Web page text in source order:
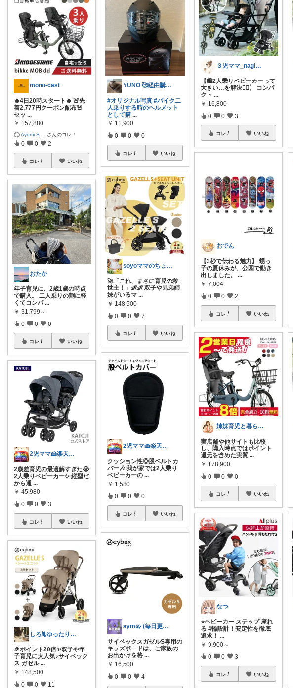
mono-cast
🔥4日20時スタート🔥 🚨先
着2,777円クーポン配布🚨
セッ ...
￥ 157,880
Ayumi S さんのコレ！
0 0 2
コレ いいね
おたか
年子育児に、2歳1歳の時点
で購入。 二人乗りの割に軽
くてコンパ ...
￥ 31,799～
0 0 0
コレ いいね
2児ママ🍰楽天購入年間¥200万！🍰
2歳差育児の最適解すぎた😭
2人乗りベビーカー✨ 縦型だ
から通 ...
￥ 45,980
0 0 3
コレ いいね
しろ🐈ゆったり快適暮らし
🎉ポイント20倍✨双子や年
子育児に大人気♪サイベック
ス ガゼル ...
￥ 148,500
0 0 11
YUNO 🥰経由購入に感謝💓
#オリジナル写真 #バイク二
人乗りする時のヘルメット
として購 ...
￥ 11,900
0 0 0
コレ いいね
soyoママのちょっといい暮らし
🚀「これ、まさに育児の救
世主！」👶👶 双子や兄弟姉
妹がいるマ ...
￥ 148,500
0 0 7
コレ いいね
2児ママ🍰楽天購入年間¥200万！🍰
クッション性◎股ベルトカ
バー🎶 我が家では2人乗り
ベビーカーの ...
￥ 1,580
0 0 0
コレ いいね
aym🥨 (毎日更新してます🙌)
サイベックスガゼルS専用の
キッズボードは、ご家族の
お出かけを格 ...
￥ 16,500
0 0 4
３児ママ_nagi｜お買い物応援🧸
【🛍2人乗りベビーカーって
大きい…を解決❤️‍🔥】 コンパ
クト ...
￥ 16,800
0 0 3
コレ いいね
おでん
【3秒で伝わる魅力】 甥っ
子の夏休みが、公園で動き
出しました。
...
￥ 7,004
0 0 2
コレ いいね
姉妹育児と暮らしの選びもの
実店舗や他サイトも比較
し、購入時点ではポイント
還元を含めた実質 ...
￥ 178,900
0 0 0
コレ いいね
なつ
⭐️ベビーカー ステップ 座れ
る 4輪設計！安定性を徹底
追求！ ...
￥ 9,900～
0 0 3
コレ いいね